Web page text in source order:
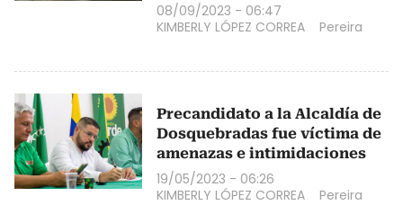
08/09/2023 - 06:47
KIMBERLY LÓPEZ CORREA
Pereira
Precandidato a la Alcaldía de
Dosquebradas fue víctima de
amenazas e intimidaciones
19/05/2023 - 06:26
KIMBERLY LÓPEZ CORREA
Pereira